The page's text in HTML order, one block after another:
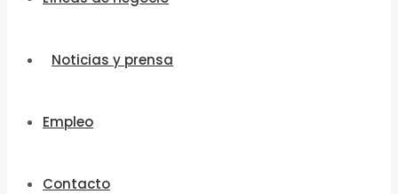
Noticias y prensa
Empleo
Contacto